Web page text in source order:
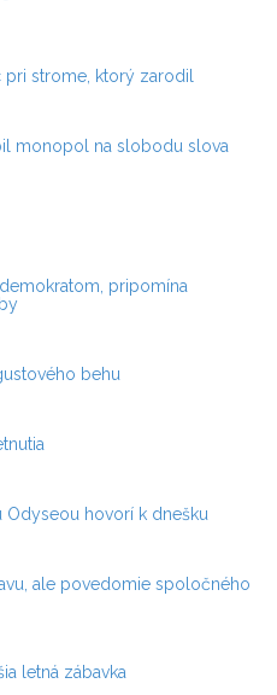
pri strome, ktorý zarodil
monopol na slobodu slova
pripomína
behu
Odyseou hovorí k dnešku
ale povedomie spoločného
letná zábavka